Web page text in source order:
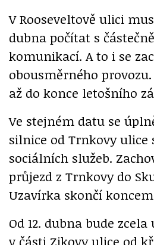
V Rooseveltově ulici
dubna počítat s
komunikací. A to i se
obousměrného
až do konce letošního
Ve stejném datu se
silnice od Trnkovy
sociálních služeb.
průjezd z Trnkovy do
Uzavírka skončí
Od 12. dubna bude
v části Zikovy ulice od